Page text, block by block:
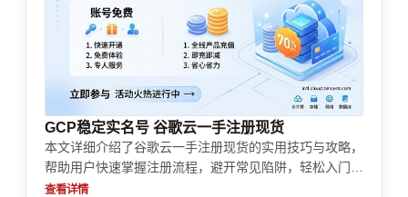
GCP稳定实名号 谷歌云一手注册现货
本文详细介绍了谷歌云一手注册现货的实用技巧与攻略，
帮助用户快速掌握注册流程，避开常见陷阱，轻松入门云
计算世界。从注册准备到操作技巧，层层解析，助你成为
查看详情